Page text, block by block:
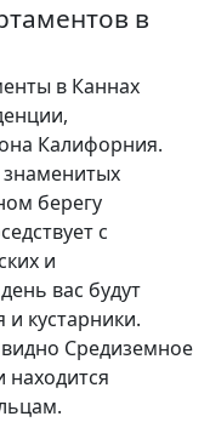
в
в Каннах
Калифорния.
берегу
с
и
вас будут
кустарники.
Средиземное